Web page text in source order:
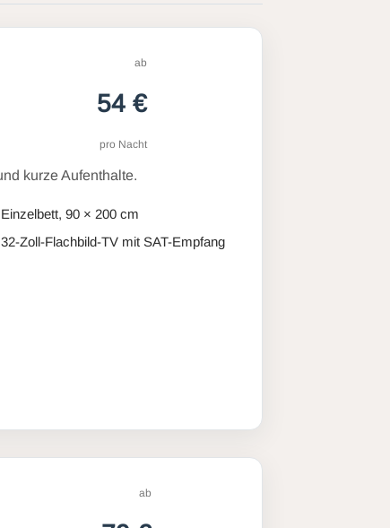
ab
54 €
pro Nacht
kurze Aufenthalte.
Einzelbett, 90 × 200 cm
32-Zoll-Flachbild-TV mit SAT-Empfang
ab